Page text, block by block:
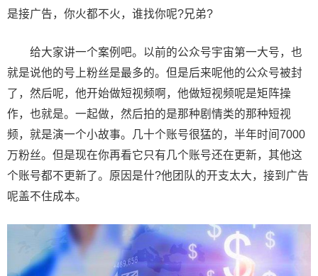
是接广告，你火都不火，谁找你呢?兄弟?
给大家讲一个案例吧。以前的公众号宇宙第一大号，也
就是说他的号上粉丝是最多的。但是后来呢他的公众号被封
了，然后呢，他开始做短视频啊，他做短视频呢是矩阵操
作，也就是。一起做，然后拍的是那种剧情类的那种短视
频，就是演一个小故事。几十个账号很猛的，半年时间7000
万粉丝。但是现在你再看它只有几个账号还在更新，其他这
个账号都不更新了。原因是什?他团队的开支太大，接到广告
呢盖不住成本。